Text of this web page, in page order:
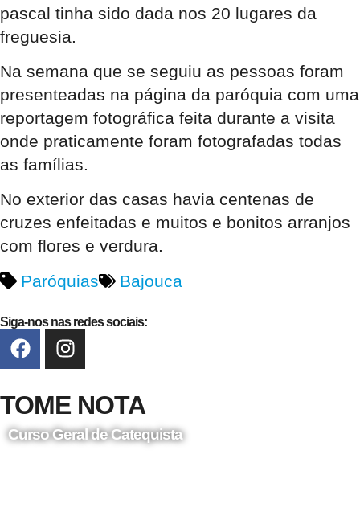
pascal tinha sido dada nos 20 lugares da
freguesia.
Na semana que se seguiu as pessoas foram
presenteadas na página da paróquia com uma
reportagem fotográfica feita durante a visita
onde praticamente foram fotografadas todas
as famílias.
No exterior das casas havia centenas de
cruzes enfeitadas e muitos e bonitos arranjos
com flores e verdura.
Paróquias
Bajouca
Siga-nos nas redes sociais:
TOME NOTA
Curso Geral de Catequista